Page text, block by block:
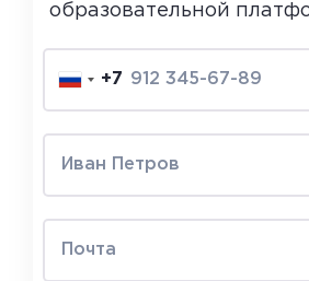
образовательной
+7